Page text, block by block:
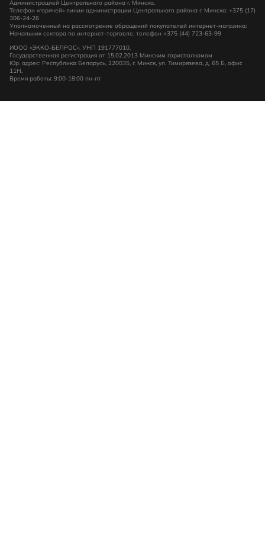
Администрацией Центрального района г. Минска.
Телефон «горячей» линии администрации Центрального района г. Минска: +375 (17)
306-24-26
Уполномоченный на рассмотрение обращений покупателей интернет-магазина:
Начальник сектора по интернет-торговле, телефон +375 (44) 723-63-99
ИООО «ЭККО-БЕЛРОС». УНП 191777010.
Государственная регистрация от 15.02.2013 Минским горисполкомом
Юр. адрес: Республика Беларусь, 220035, г. Минск, ул. Тимирязева, д. 65 Б, офис
11Н.
Время работы: 9:00-18:00 пн-пт